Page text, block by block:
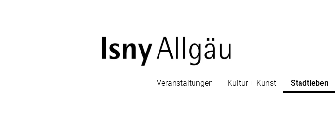
Veranstaltungen Kultur + Kunst Stadtleben